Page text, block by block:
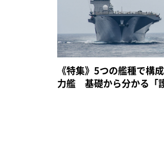
《特集》5つの艦種で構
力艦 基礎から分かる「